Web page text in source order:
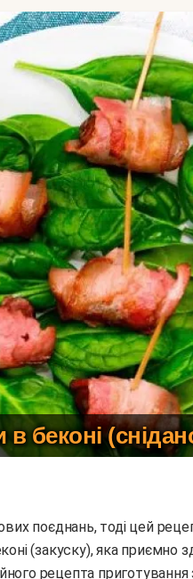
в беконі
(закуску), яка приємно
рецепта приготування